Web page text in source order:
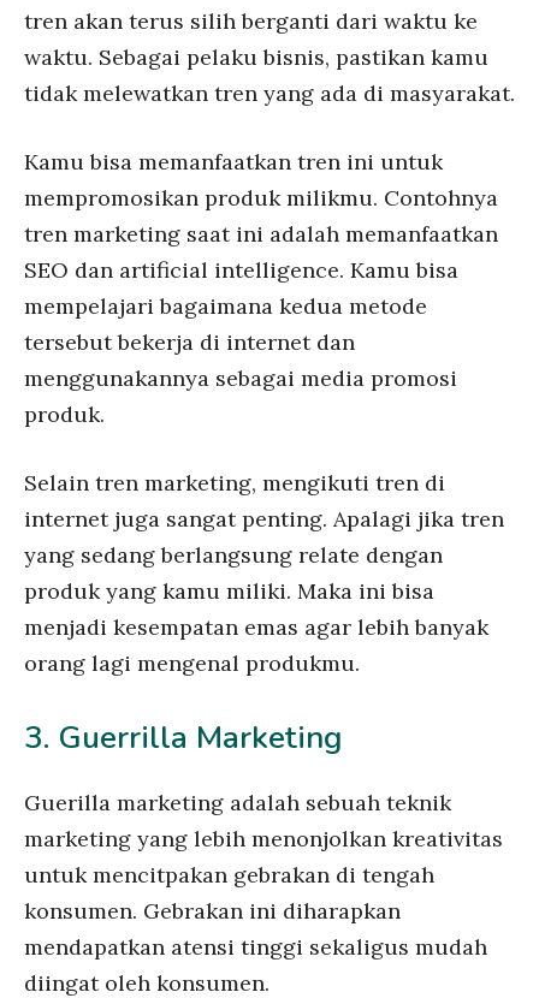
tren akan terus silih berganti dari waktu ke
waktu. Sebagai pelaku bisnis, pastikan kamu
tidak melewatkan tren yang ada di masyarakat.
Kamu bisa memanfaatkan tren ini untuk
mempromosikan produk milikmu. Contohnya
tren marketing saat ini adalah memanfaatkan
SEO dan artificial intelligence. Kamu bisa
mempelajari bagaimana kedua metode
tersebut bekerja di internet dan
menggunakannya sebagai media promosi
produk.
Selain tren marketing, mengikuti tren di
internet juga sangat penting. Apalagi jika tren
yang sedang berlangsung relate dengan
produk yang kamu miliki. Maka ini bisa
menjadi kesempatan emas agar lebih banyak
orang lagi mengenal produkmu.
3. Guerrilla Marketing
Guerilla marketing adalah sebuah teknik
marketing yang lebih menonjolkan kreativitas
untuk mencitpakan gebrakan di tengah
konsumen. Gebrakan ini diharapkan
mendapatkan atensi tinggi sekaligus mudah
diingat oleh konsumen.